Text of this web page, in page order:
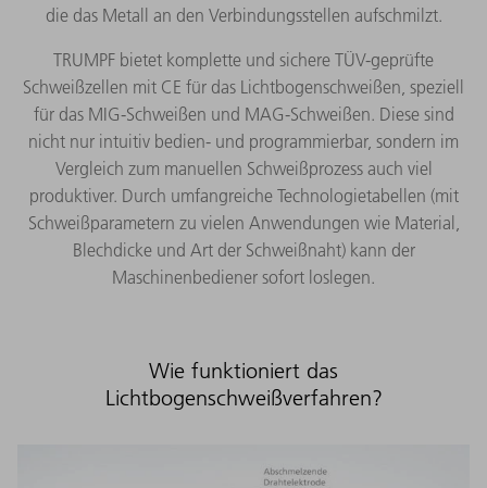
die das Metall an den Verbindungsstellen aufschmilzt.
TRUMPF bietet komplette und sichere TÜV-geprüfte
Schweißzellen mit CE für das Lichtbogenschweißen, speziell
für das MIG-Schweißen und MAG-Schweißen. Diese sind
nicht nur intuitiv bedien- und programmierbar, sondern im
Vergleich zum manuellen Schweißprozess auch viel
produktiver. Durch umfangreiche Technologietabellen (mit
Schweißparametern zu vielen Anwendungen wie Material,
Blechdicke und Art der Schweißnaht) kann der
Maschinenbediener sofort loslegen.
Wie funktioniert das
Lichtbogenschweißverfahren?